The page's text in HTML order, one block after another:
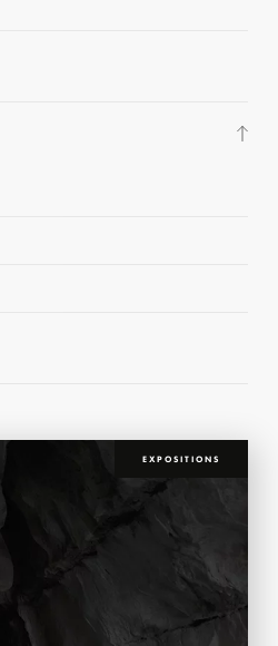
EXPOSITIONS